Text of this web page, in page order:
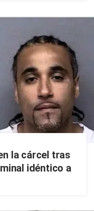
la cárcel tras
idéntico a